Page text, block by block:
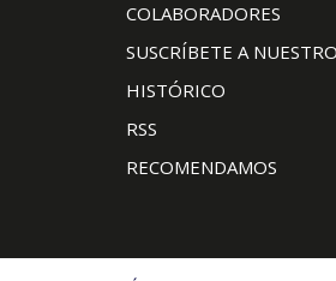
COLABORADORES
SUSCRÍBETE A
HISTÓRICO
RSS
RECOMENDAMOS